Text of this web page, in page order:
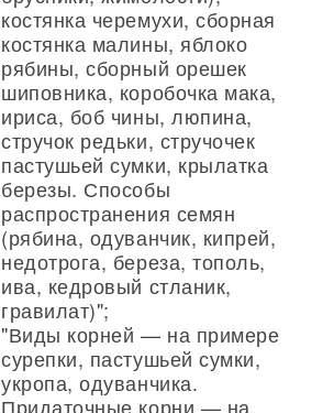
костянка черемухи, сборная
костянка малины, яблоко
рябины, сборный орешек
шиповника, коробочка мака,
ириса, боб чины, люпина,
стручок редьки, стручочек
пастушьей сумки, крылатка
березы. Способы
распространения семян
(рябина, одуванчик, кипрей,
недотрога, береза, тополь,
ива, кедровый стланик,
гравилат)";
"Виды корней — на примере
сурепки, пастушьей сумки,
укропа, одуванчика.
Придаточные корни — на